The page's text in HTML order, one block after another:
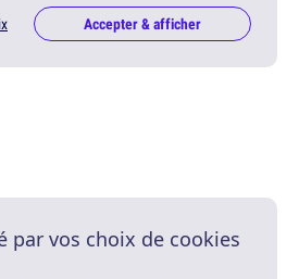
Accepter & afficher
par vos choix de cookies